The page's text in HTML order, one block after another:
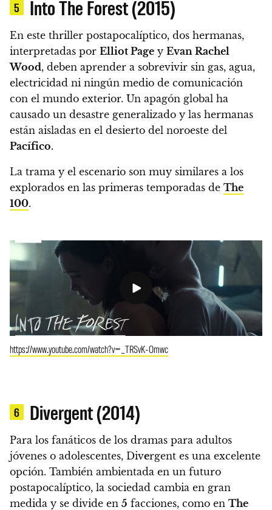
5 Into The Forest (2015)
En este thriller postapocalíptico, dos hermanas,
interpretadas por Elliot Page y Evan Rachel
Wood, deben aprender a sobrevivir sin gas, agua,
electricidad ni ningún medio de comunicación
con el mundo exterior. Un apagón global ha
causado un desastre generalizado y las hermanas
están aisladas en el desierto del noroeste del
Pacífico.
La trama y el escenario son muy similares a los
explorados en las primeras temporadas de The
100.
https://www.youtube.com/watch?v=_TRSvK-Omwc
6 Divergent (2014)
Para los fanáticos de los dramas para adultos
jóvenes o adolescentes, Divergent es una excelente
opción. También ambientada en un futuro
postapocalíptico, la sociedad cambia en gran
medida y se divide en 5 facciones, como en The